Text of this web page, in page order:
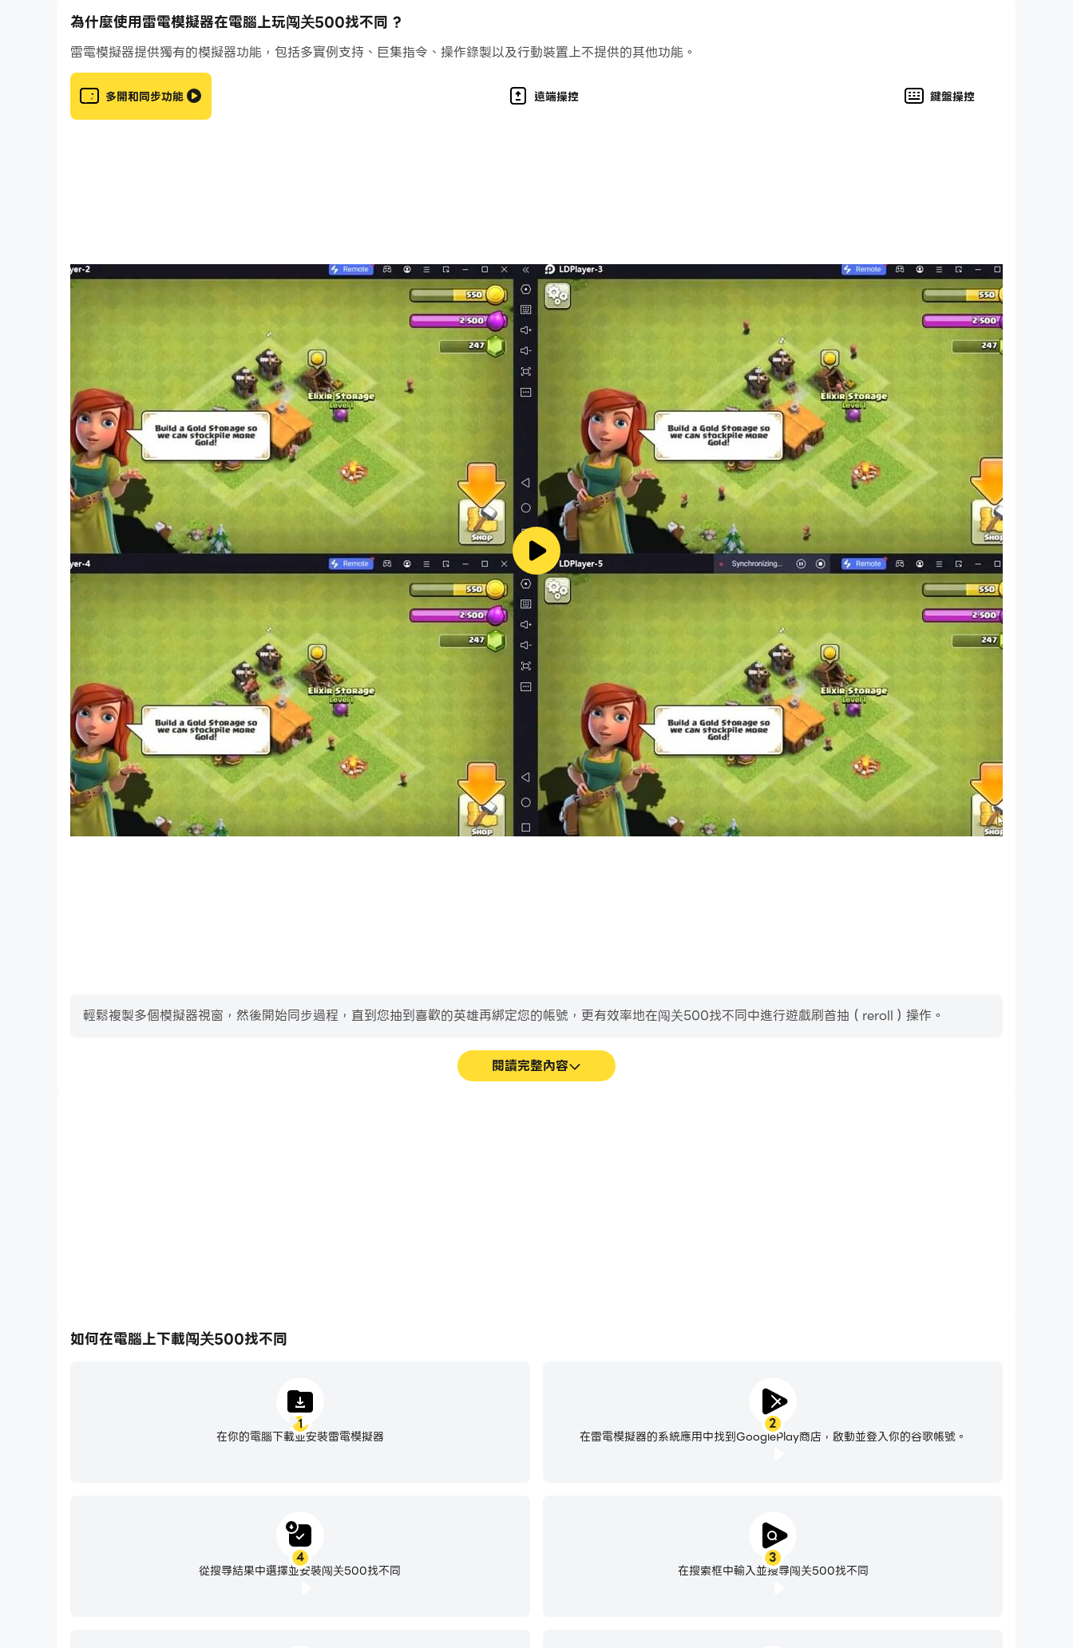
為什麼使用雷電模擬器在電腦上玩闯关500找不同 ?
雷電模擬器提供獨有的模擬器功能，包括多實例支持、巨集指令、操作錄製以及行動裝置上不提供的其他功能。
多開和同步功能 遠端操控 鍵盤操控
輕鬆複製多個模擬器視窗，然後開始同步過程，直到您抽到喜歡的英雄再綁定您的帳號，更有效率地在闯关500找不同中進行遊戲刷首抽（reroll）操作。
閱讀完整內容
如何在電腦上下載闯关500找不同
1
在你的電腦下載並安裝雷電模擬器
2
在雷電模擬器的系統應用中找到GooglePlay商店，啟動並登入你的谷歌帳號。
3
在搜索框中輸入並搜尋闯关500找不同
4
從搜尋結果中選擇並安裝闯关500找不同